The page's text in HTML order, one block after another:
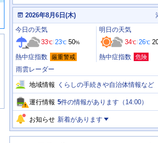
情
報
ス
本
日
の
天
気
、
運
情
報
2026年8月6日(木)
今
日
明
日
の
天
気
今日 の天気
33℃ 23℃ 50%
熱中症指数 厳重警戒
明日 の天気
34℃ 26℃
熱中症指数 危険
雨雲レーダー
地域情報 くらしの手続きや自治体情報など
運行情報 5件の情報があります（ 14:00）
お知らせ 新着があります